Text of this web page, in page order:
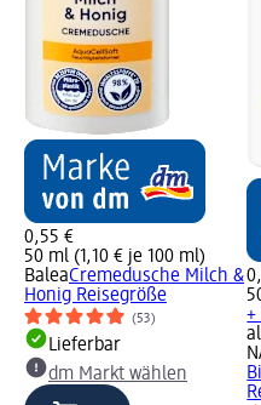
0,55 €
50 ml (1,10 € je 100 ml)
BaleaCremedusche Milch &
Honig Reisegröße
(53)
Lieferbar
dm Markt wählen
+